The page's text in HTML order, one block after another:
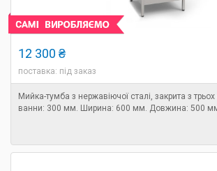
12 300 ₴
поставка: під заказ
Мийка-тумба з нержавіючої сталі, закрита з трьох
ванни: 300 мм. Ширина: 600 мм. Довжина: 500